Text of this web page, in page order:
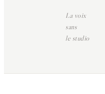
La voix
sans
le studio